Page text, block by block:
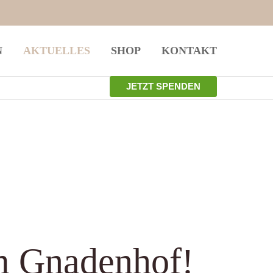
leider nicht.
AKTUELLES SHOP KONTAKT
JETZT SPENDEN
Gnadenhof!